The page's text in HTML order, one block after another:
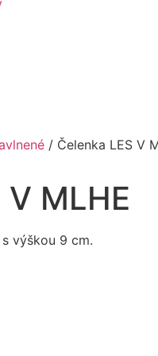
/ Čelenka LES V
MLHE
výškou 9 cm.